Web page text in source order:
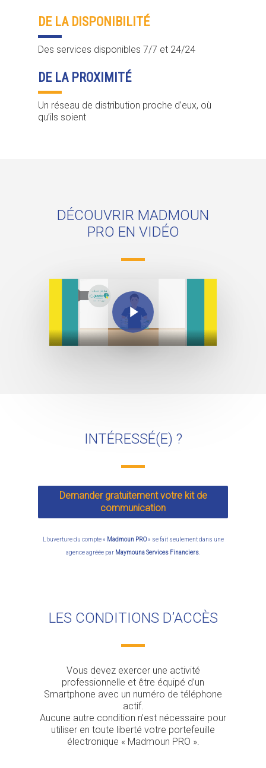
DE LA DISPONIBILITÉ
Des services disponibles 7/7 et 24/24
DE LA PROXIMITÉ
Un réseau de distribution proche d’eux, où
qu’ils soient
DÉCOUVRIR MADMOUN
PRO EN VIDÉO
INTÉRESSÉ(E) ?
Demander gratuitement votre kit de
communication
L’ouverture du compte « Madmoun PRO» se fait seulement dans une
agence agréée par Maymouna Services Financiers
LES CONDITIONS D’ACCÈS
Vous devez exercer une activité
professionnelle et être équipé d’un
Smartphone avec un numéro de téléphone
actif.
Aucune autre condition n’est nécessaire pour
utiliser en toute liberté votre portefeuille
électronique « Madmoun PRO ».